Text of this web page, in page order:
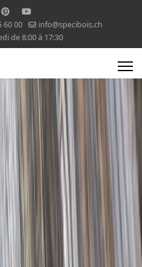
60 00
info@specibois.ch
de 8:00 à 17:30